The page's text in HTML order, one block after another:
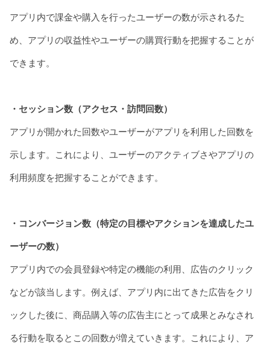
アプリ内で課金や購入を行ったユーザーの数が示されるた
め、アプリの収益性やユーザーの購買行動を把握することが
できます。
・セッション数（アクセス・訪問回数）
アプリが開かれた回数やユーザーがアプリを利用した回数を
示します。これにより、ユーザーのアクティブさやアプリの
利用頻度を把握することができます。
・コンバージョン数（特定の目標やアクションを達成したユ
ーザーの数）
アプリ内での会員登録や特定の機能の利用、広告のクリック
などが該当します。例えば、アプリ内に出てきた広告をクリ
ックした後に、商品購入等の広告主にとって成果とみなされ
る行動を取るとこの回数が増えていきます。これにより、ア